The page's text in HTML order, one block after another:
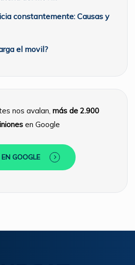
constantemente: Causas y
el movil?
nos avalan, más de 2.900
en Google
GOOGLE